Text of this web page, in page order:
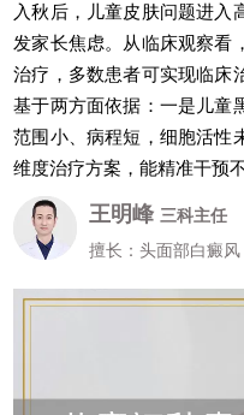
入秋后，儿童皮肤问题进入
发家长焦虑。从临床观察看
治疗，多数患者可实现临床
基于两方面依据：一是儿童
范围小、病程短，细胞活性
维度治疗方案，能精准干预
王明峰 三科主任
擅长：头面部白癜